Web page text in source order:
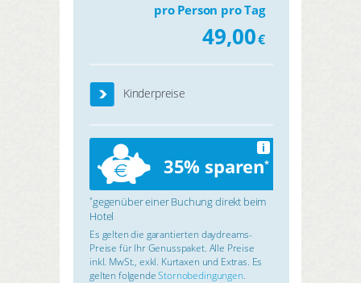
pro Person pro Tag
49,00€
Kinderpreise
35% sparen*
i
*gegenüber einer Buchung direkt beim
Hotel
Es gelten die garantierten daydreams-
Preise für Ihr Genusspaket. Alle Preise
inkl. MwSt., exkl. Kurtaxen und Extras. Es
gelten folgendeStornobedingungen.